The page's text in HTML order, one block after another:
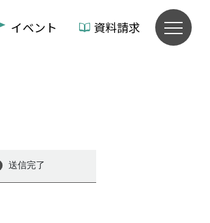
イベント 資料請求